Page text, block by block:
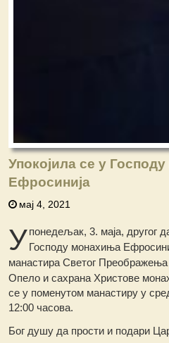
Упокојила се у
Ефросинија
мај 4, 2021
Упонедељак, 3. маја, другог
Господу монахиња
манастира Светог
Опело и сахрана Христове
се у поменутом манастиру у
12:00 часова.
Бог душу да прости и подари